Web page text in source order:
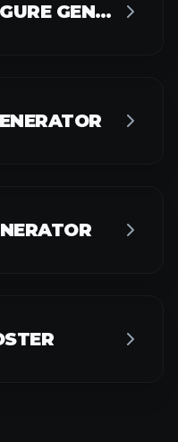
AI ACTION FIGURE GENERATOR